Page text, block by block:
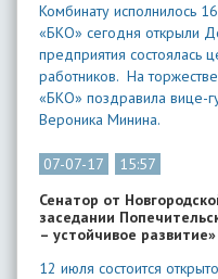
Комбинату исполнилось
«БКО» сегодня открыли
предприятия состоялась
работников. На
«БКО» поздравила вице-
Вероника Минина.
07-07-17
15:57
Сенатор от
заседании
– устойчивое развитие»
12 июля состоится